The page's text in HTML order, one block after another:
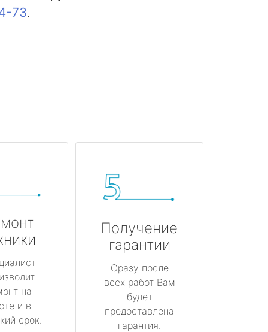
73.
на
и в
срок.
Получение
гарантии
Сразу после
всех работ Вам
будет
предоставлена
гарантия.